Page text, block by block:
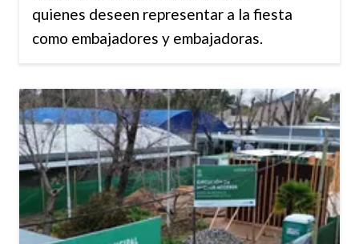
quienes deseen representar a la fiesta
como embajadores y embajadoras.